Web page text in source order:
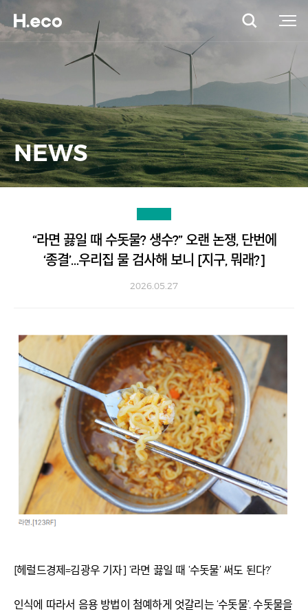
NEWS
“라면 끓일 때 수돗물? 생수?” 오랜 논쟁, 단번에
‘종결’…우리집 물 검사해 보니 [지구, 뭐래?]
2026.05.27
[헤럴드경제=김광우 기자] ‘라면 끓일 때 ‘수돗물’ 써도 된다?’
인식에 따라서 음용 방법이 첨예하게 엇갈리는 ‘수돗물’. 수돗물을